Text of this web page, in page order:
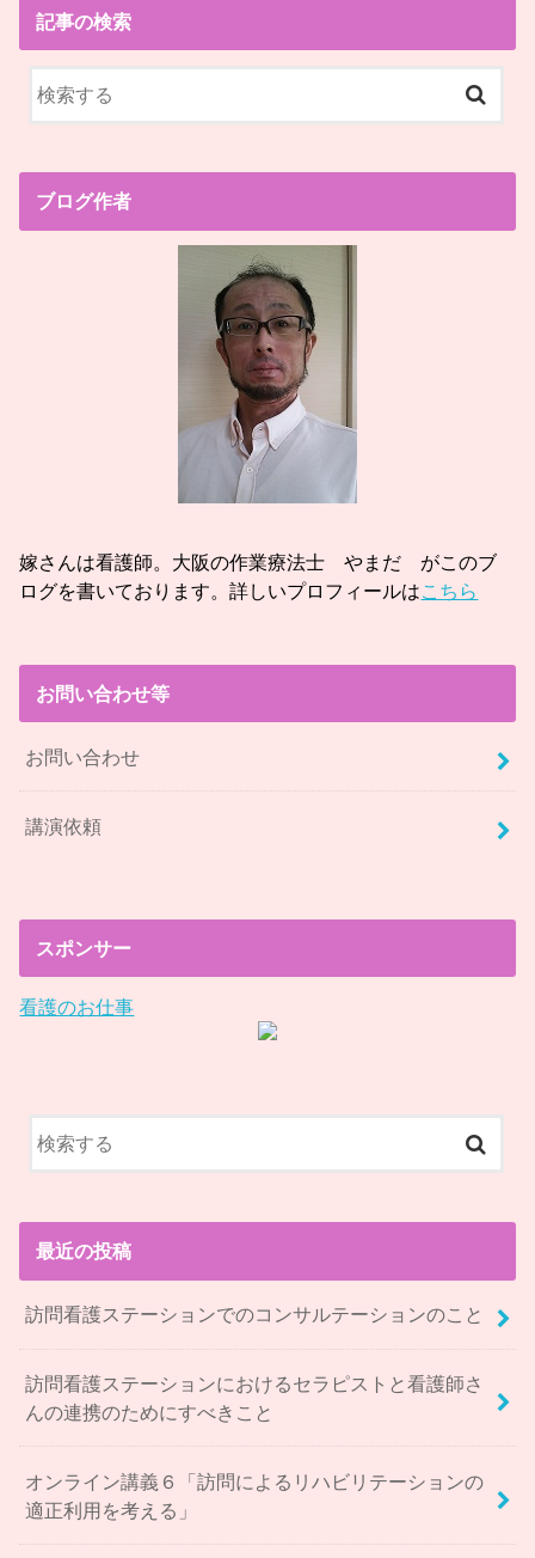
記事の検索
ブログ作者
嫁さんは看護師。大阪の作業療法士 やまだ がこのブ
ログを書いております。詳しいプロフィールはこちら
お問い合わせ等
お問い合わせ
講演依頼
スポンサー
看護のお仕事
最近の投稿
訪問看護ステーションでのコンサルテーションのこと
訪問看護ステーションにおけるセラピストと看護師さ
んの連携のためにすべきこと
オンライン講義６「訪問によるリハビリテーションの
適正利用を考える」